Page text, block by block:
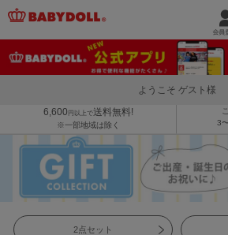
ようこそ ゲスト様
6,600 円以上で送料無料!
※一部地域は除く
3
2点セット